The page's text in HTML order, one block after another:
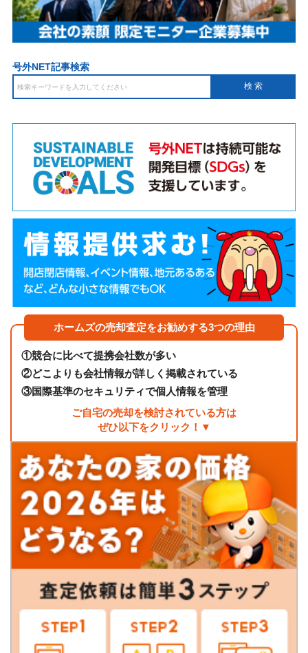
号外NET記事検索
ホームズの売却査定をお勧めする3つの理由
①競合に比べて提携会社数が多い
②どこよりも会社情報が詳しく掲載されている
③国際基準のセキュリティで個人情報を管理
ご自宅の売却を検討されている方は
ぜひ以下をクリック！▼